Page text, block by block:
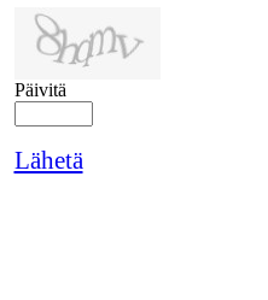
Päivitä
Lähetä